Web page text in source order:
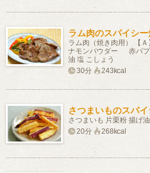
ラム肉のスパイシー
ラム肉（焼き肉用） 【
ナモンパウダー 赤パプ
油 塩 こしょう
30分
243kcal
さつまいものスパ
さつまいも 片栗粉 揚げ
20分
268kcal